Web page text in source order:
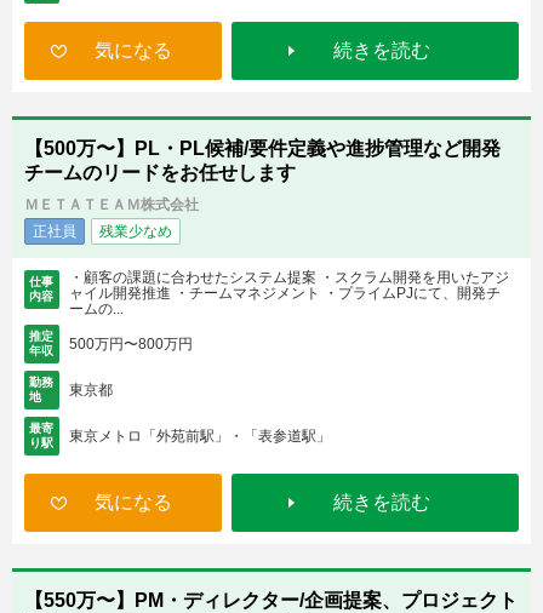
気になる 続きを読む
【500万〜】PL・PL候補/要件定義や進捗管理など開発
チームのリードをお任せします
ＭＥＴＡＴＥＡＭ株式会社
正社員
残業少なめ
仕事
内容
・顧客の課題に合わせたシステム提案 ・スクラム開発を用いたアジ
ャイル開発推進 ・チームマネジメント ・プライムPJにて、開発チ
ームの...
推定
年収
500万円〜800万円
勤務
地
東京都
最寄
り駅
東京メトロ「外苑前駅」・「表参道駅」
気になる 続きを読む
【550万〜】PM・ディレクター/企画提案、プロジェクト